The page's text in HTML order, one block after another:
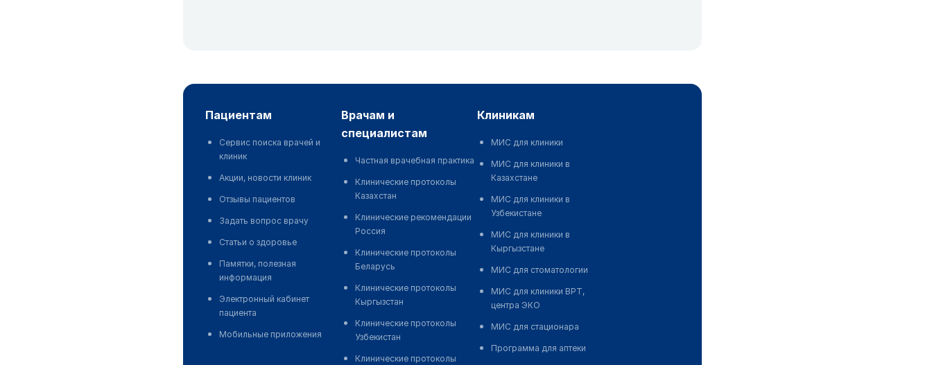
пациентам
Сервис поиска врачей и
клиник
Акции, новости клиник
Отзывы пациентов
Задать вопрос врачу
Статьи о здоровье
Памятки, полезная
информация
Электронный кабинет
пациента
Мобильные приложения
врачам и
специалистам
Частная врачебная практика
Клинические протоколы
Казахстан
Клинические рекомендации
Россия
Клинические протоколы
Беларусь
Клинические протоколы
Кыргызстан
Клинические протоколы
Узбекистан
Клинические протоколы
клиникам
МИС для клиники
МИС для клиники в
Казахстане
МИС для клиники в
Узбекистане
МИС для клиники в
Кыргызстане
МИС для стоматологии
МИС для клиники ВРТ,
центра ЭКО
МИС для стационара
Программа для аптеки